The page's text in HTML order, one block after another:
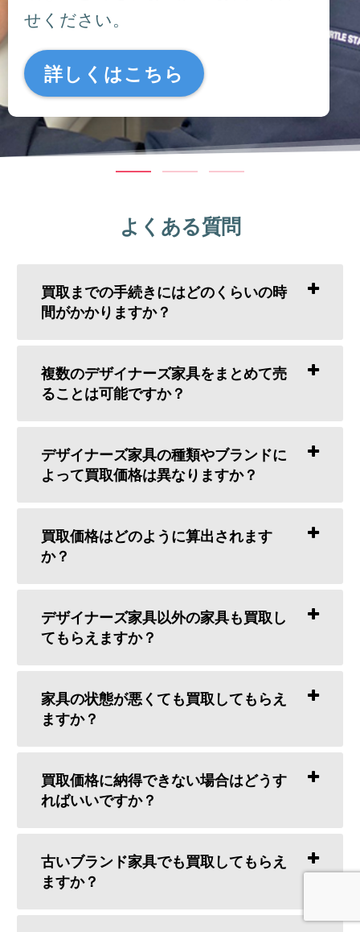
せください。
詳しくはこちら
よくある質問
買取までの手続きにはどのくらいの時
間がかかりますか？
複数のデザイナーズ家具をまとめて売
ることは可能ですか？
デザイナーズ家具の種類やブランドに
よって買取価格は異なりますか？
買取価格はどのように算出されます
か？
デザイナーズ家具以外の家具も買取し
てもらえますか？
家具の状態が悪くても買取してもらえ
ますか？
買取価格に納得できない場合はどうす
ればいいですか？
古いブランド家具でも買取してもらえ
ますか？